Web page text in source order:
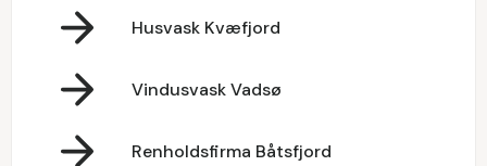
Husvask Kvæfjord
Vindusvask Vadsø
Renholdsfirma Båtsfjord